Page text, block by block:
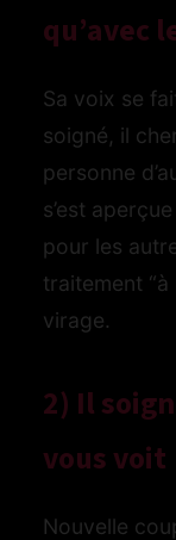
qu’avec
Sa voix se
soigné, il
personne
s’est
pour les
traitement
virage.
2) Il
vous voit
Nouvelle